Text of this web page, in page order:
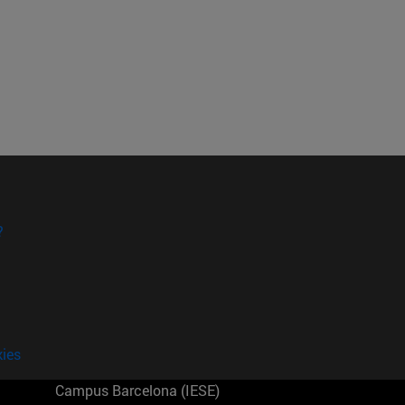
Campus Barcelona (IESE)